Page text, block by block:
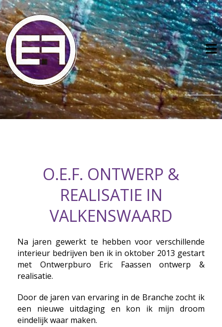
O.E.F. ONTWERP &
REALISATIE IN
VALKENSWAARD
Na jaren gewerkt te hebben voor verschillende
interieur bedrijven ben ik in oktober 2013 gestart
met Ontwerpburo Eric Faassen ontwerp &
realisatie.
Door de jaren van ervaring in de Branche zocht ik
een nieuwe uitdaging en kon ik mijn droom
eindelijk waar maken.